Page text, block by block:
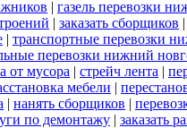
| газель перевозки
| заказать сборщиков |
| транспортные перевозки
перевозки нижний
от мусора | стрейч лента |
мебели |
| нанять сборщиков |
по демонтажу | заказать